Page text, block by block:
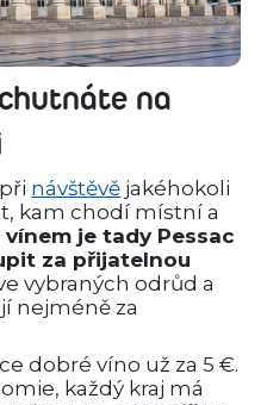
na
návštěvě jakéhokoli
kam chodí místní a
je tady Pessac
za přijatelnou
vybraných odrůd a
nejméně za
dobré víno už za 5 €.
každý kraj má